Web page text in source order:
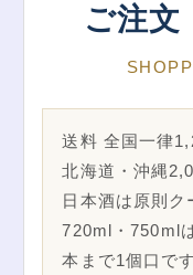
ご注文
送料 全国一律
北海道・沖縄
日本酒は原則ク
720ml・750ml
本まで1個口です